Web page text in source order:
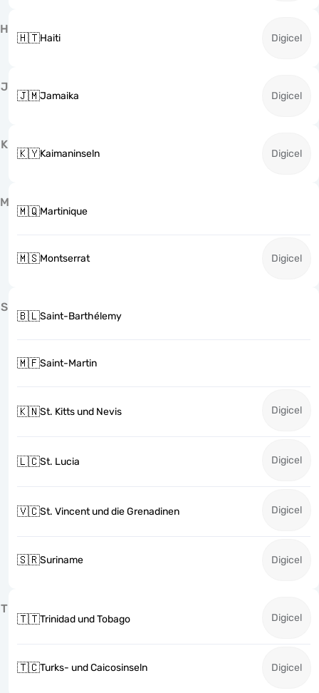
H
🇭🇹Haiti Digicel
J
🇯🇲Jamaika Digicel
K
🇰🇾Kaimaninseln Digicel
M
🇲🇶Martinique
🇲🇸Montserrat Digicel
S
🇧🇱Saint-Barthélemy
🇲🇫Saint-Martin
🇰🇳St. Kitts und Nevis Digicel
🇱🇨St. Lucia Digicel
🇻🇨St. Vincent und die Grenadinen Digicel
🇸🇷Suriname Digicel
T
🇹🇹Trinidad und Tobago Digicel
🇹🇨Turks- und Caicosinseln Digicel